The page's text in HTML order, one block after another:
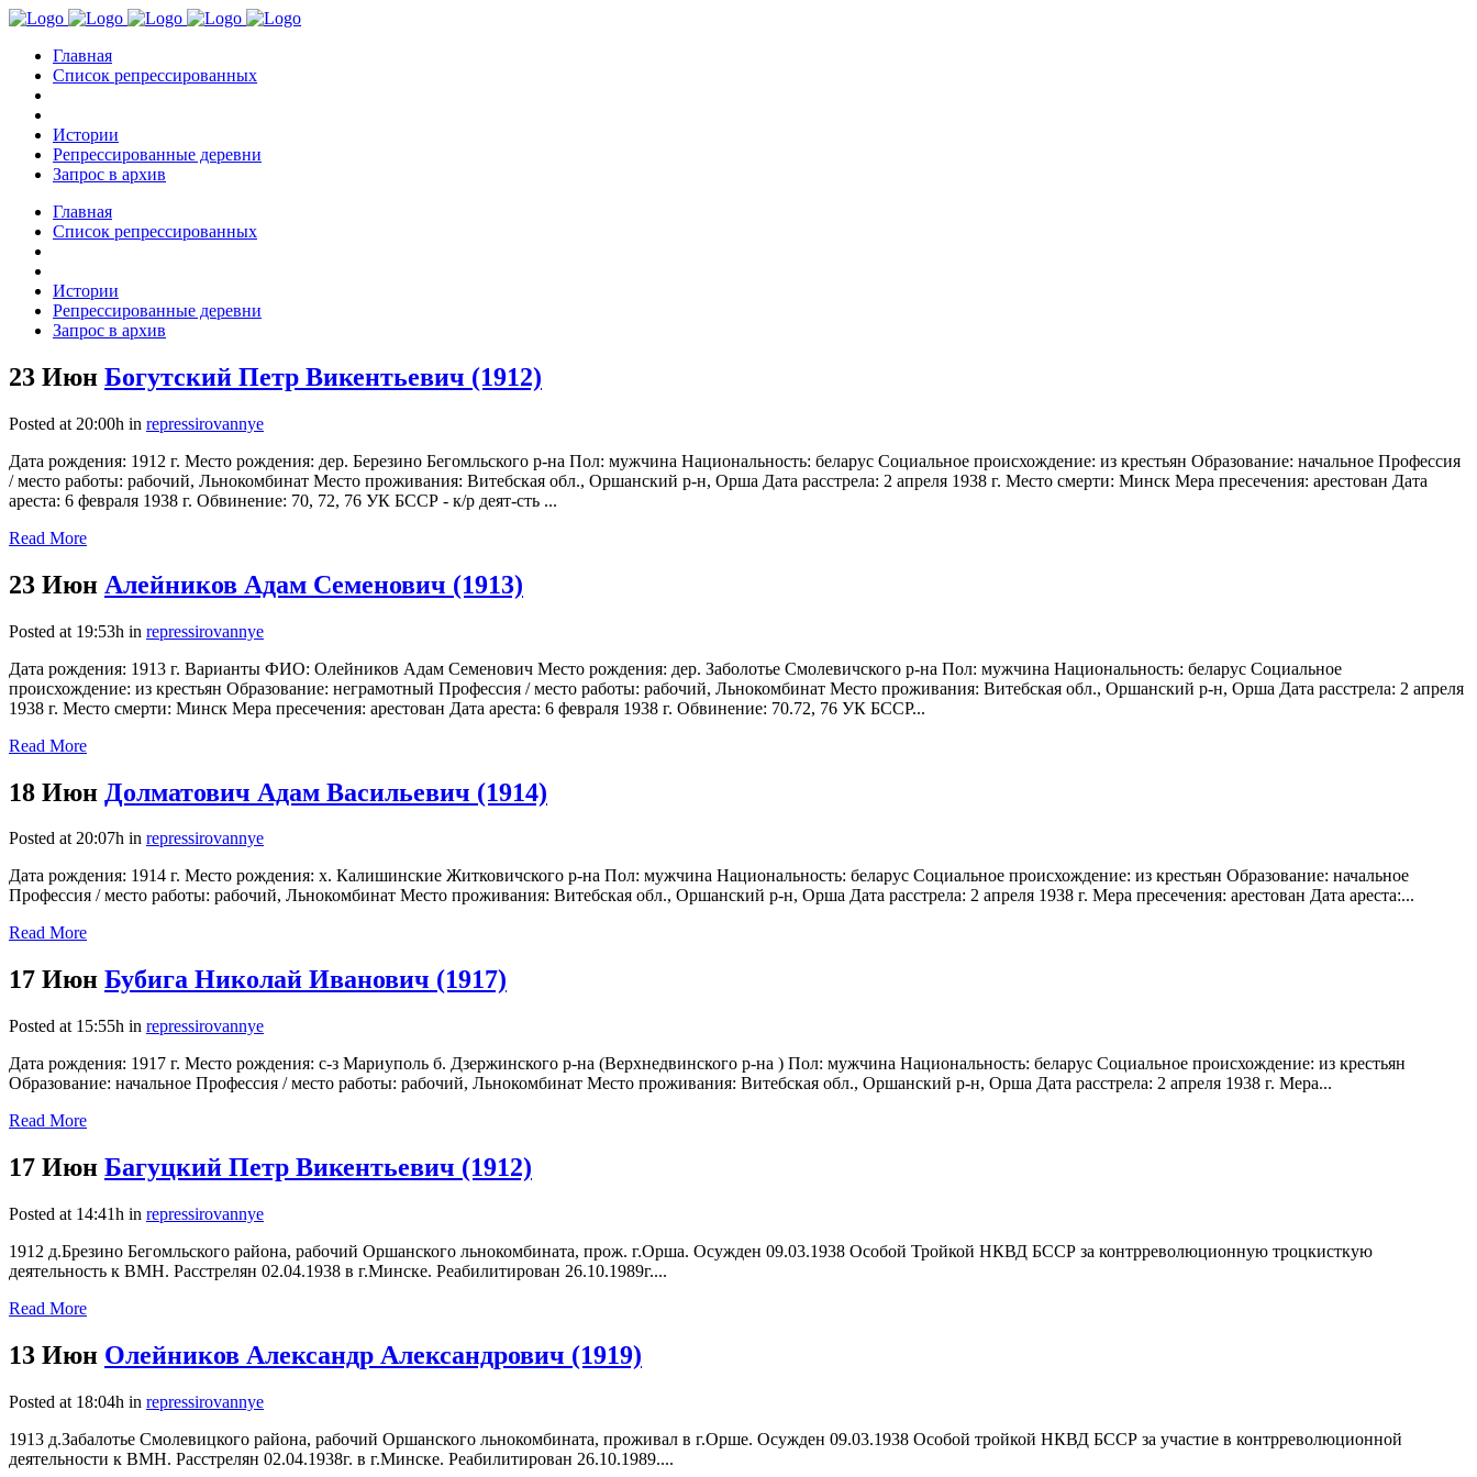
Главная
Список репрессированных
Истории
Репрессированные деревни
Запрос в архив
Главная
Список репрессированных
Истории
Репрессированные деревни
Запрос в архив
23 Июн Богутский Петр Викентьевич (1912)
Posted at 20:00h in repressirovannye
Дата рождения: 1912 г. Место рождения: дер. Березино Бегомльского р-на Пол: мужчина Национальность: беларус Социальное происхождение: из крестьян Образование: начальное Профессия
/ место работы: рабочий, Льнокомбинат Место проживания: Витебская обл., Оршанский р-н, Орша Дата расстрела: 2 апреля 1938 г. Место смерти: Минск Мера пресечения: арестован Дата
ареста: 6 февраля 1938 г. Обвинение: 70, 72, 76 УК БССР - к/р деят-сть ...
Read More
23 Июн Алейников Адам Семенович (1913)
Posted at 19:53h in repressirovannye
Дата рождения: 1913 г. Варианты ФИО: Олейников Адам Семенович Место рождения: дер. Заболотье Смолевичского р-на Пол: мужчина Национальность: беларус Социальное
происхождение: из крестьян Образование: неграмотный Профессия / место работы: рабочий, Льнокомбинат Место проживания: Витебская обл., Оршанский р-н, Орша Дата расстрела: 2 апреля
1938 г. Место смерти: Минск Мера пресечения: арестован Дата ареста: 6 февраля 1938 г. Обвинение: 70.72, 76 УК БССР...
Read More
18 Июн Долматович Адам Васильевич (1914)
Posted at 20:07h in repressirovannye
Дата рождения: 1914 г. Место рождения: х. Калишинские Житковичского р-на Пол: мужчина Национальность: беларус Социальное происхождение: из крестьян Образование: начальное
Профессия / место работы: рабочий, Льнокомбинат Место проживания: Витебская обл., Оршанский р-н, Орша Дата расстрела: 2 апреля 1938 г. Мера пресечения: арестован Дата ареста:...
Read More
17 Июн Бубига Николай Иванович (1917)
Posted at 15:55h in repressirovannye
Дата рождения: 1917 г. Место рождения: с-з Мариуполь б. Дзержинского р-на (Верхнедвинского р-на ) Пол: мужчина Национальность: беларус Социальное происхождение: из крестьян
Образование: начальное Профессия / место работы: рабочий, Льнокомбинат Место проживания: Витебская обл., Оршанский р-н, Орша Дата расстрела: 2 апреля 1938 г. Мера...
Read More
17 Июн Багуцкий Петр Викентьевич (1912)
Posted at 14:41h in repressirovannye
1912 д.Брезино Бегомльского района, рабочий Оршанского льнокомбината, прож. г.Орша. Осужден 09.03.1938 Особой Тройкой НКВД БССР за контрреволюционную троцкисткую
деятельность к ВМН. Расстрелян 02.04.1938 в г.Минске. Реабилитирован 26.10.1989г....
Read More
13 Июн Олейников Александр Александрович (1919)
Posted at 18:04h in repressirovannye
1913 д.Забалотье Смолевицкого района, рабочий Оршанского льнокомбината, проживал в г.Орше. Осужден 09.03.1938 Особой тройкой НКВД БССР за участие в контрреволюционной
деятельности к ВМН. Расстрелян 02.04.1938г. в г.Минске. Реабилитирован 26.10.1989....